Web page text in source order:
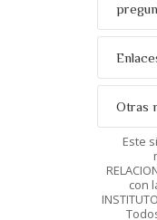
Otras
Este
con